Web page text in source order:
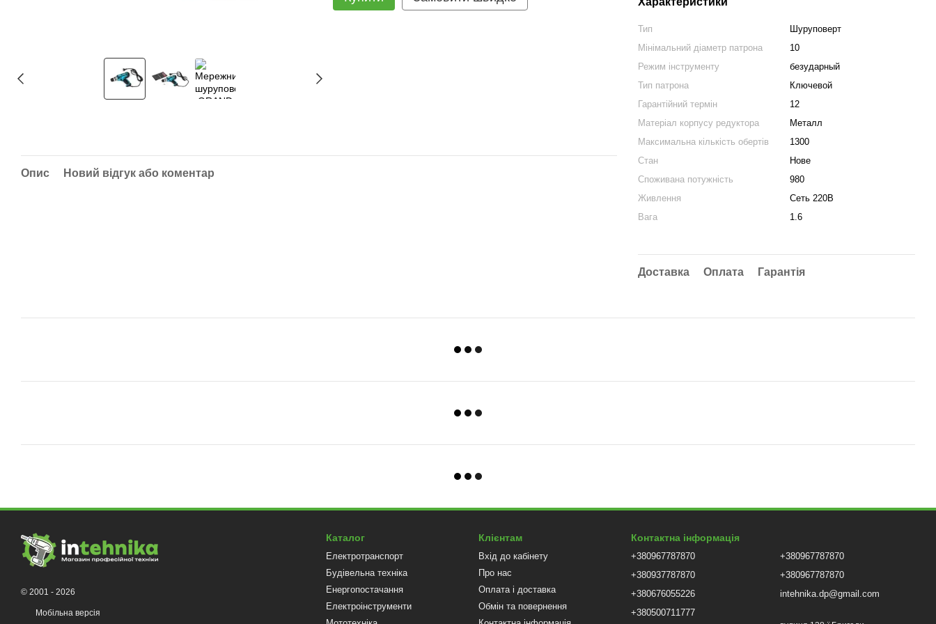
Тип
Шуруповерт
Мінімальний діаметр патрона
10
Режим інструменту
безударный
Тип патрона
Ключевой
Гарантійний термін
12
Матеріал корпусу редуктора
Металл
Максимальна кількість обертів
1300
Стан
Нове
Споживана потужність
980
Живлення
Сеть 220В
Вага
1.6
Доставка Оплата Гарантія
Опис Новий відгук або коментар
© 2001 - 2026
Мобільна версія
Каталог
Електротранспорт
Будівельна техніка
Енергопостачання
Електроінструменти
Клієнтам
Вхід до кабінету
Про нас
Оплата і доставка
Обмін та повернення
Контактна інформація
+380967787870
+380937787870
+380676055226
+380500711777
+380967787870
+380967787870
intehnika.dp@gmail.com